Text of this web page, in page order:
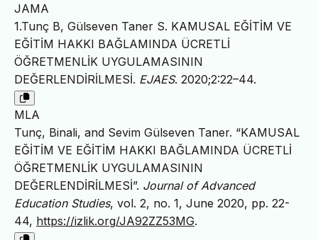
JAMA
1.Tunç B, Gülseven Taner S. KAMUSAL EĞİTİM VE
EĞİTİM HAKKI BAĞLAMINDA ÜCRETLİ
ÖĞRETMENLİK UYGULAMASININ
DEĞERLENDİRİLMESİ. EJAES. 2020;2:22–44.
MLA
Tunç, Binali, and Sevim Gülseven Taner. “KAMUSAL
EĞİTİM VE EĞİTİM HAKKI BAĞLAMINDA ÜCRETLİ
ÖĞRETMENLİK UYGULAMASININ
DEĞERLENDİRİLMESİ”. Journal of Advanced
Education Studies, vol. 2, no. 1, June 2020, pp. 22-
44, https://izlik.org/JA92ZZ53MG.